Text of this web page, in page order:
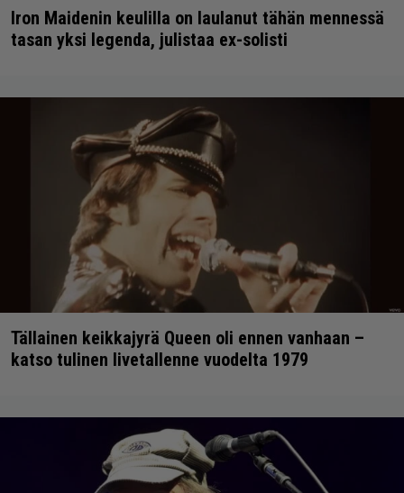
Iron Maidenin keulilla on laulanut tähän mennessä
tasan yksi legenda, julistaa ex-solisti
Tällainen keikkajyrä Queen oli ennen vanhaan –
katso tulinen livetallenne vuodelta 1979